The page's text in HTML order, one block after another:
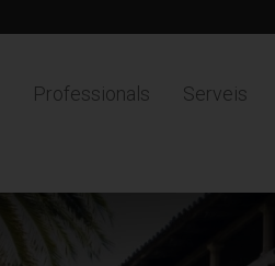
Professionals Serveis